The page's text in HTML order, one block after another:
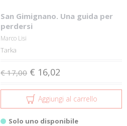
San Gimignano. Una guida per
perdersi
Marco Lisi
Tarka
€ 17,00 € 16,02
Aggiungi al carrello
Solo uno disponibile